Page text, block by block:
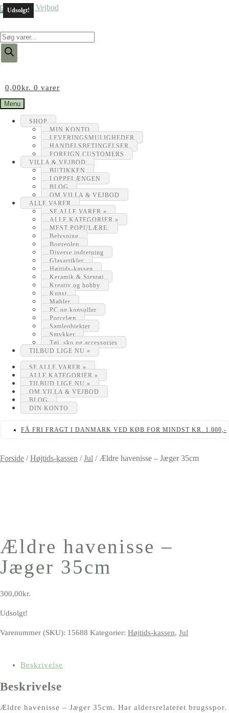
Products
search
0,00kr. 0 varer
Menu
SHOP
MIN KONTO
LEVERINGSMULIGHEDER
HANDELSBETINGELSER
FOREIGN CUSTOMERS
VILLA & VEJBOD
BUTIKKEN
LOPPELÆNGEN
BLOG
OM VILLA & VEJBOD
ALLE VARER
SE ALLE VARER »
ALLE KATEGORIER »
MEST POPULÆRE:
Belysning
Bogreolen
Diverse indretning
Glasartikler
Højtids-kassen
Keramik & Stentøj
Kreativ og hobby
Kunst
Møbler
PC og konsoller
Porcelæn
Samleobjekter
Smykker
Tøj, sko og accessories
TILBUD LIGE NU »
SE ALLE VARER »
ALLE KATEGORIER »
TILBUD LIGE NU »
OM VILLA & VEJBOD
BLOG
DIN KONTO
FÅ FRI FRAGT I DANMARK VED KØB FOR MINDST KR. 1.000,-
Forside /Højtids-kassen /Jul / Ældre havenisse – Jæger 35cm
Udsolgt!
Ældre havenisse –
Jæger 35cm
300,00kr.
Udsolgt!
Varenummer (SKU): 15688 Kategorier: Højtids-kassen, Jul
Beskrivelse
Beskrivelse
Ældre havenisse – Jæger 35cm. Har aldersrelateret brugsspor.